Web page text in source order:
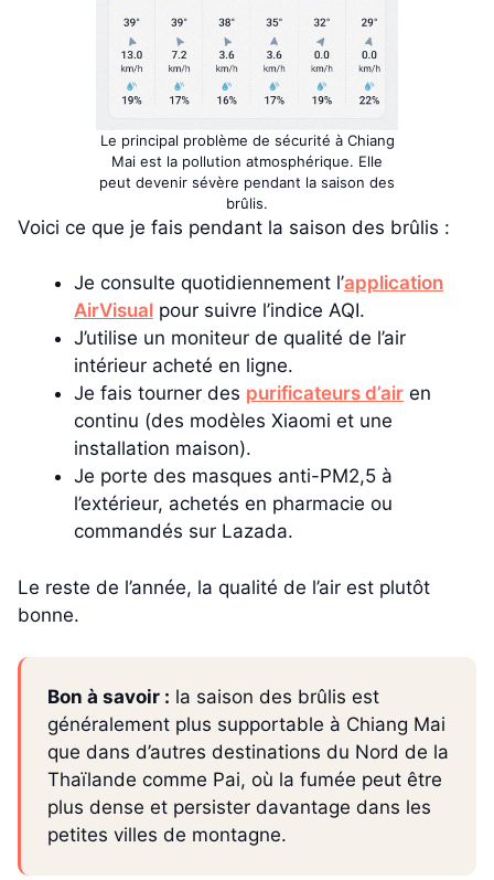
Le principal problème de sécurité à Chiang
Mai est la pollution atmosphérique. Elle
peut devenir sévère pendant la saison des
brûlis.
Voici ce que je fais pendant la saison des brûlis :
Je consulte quotidiennement l’application
AirVisual pour suivre l’indice AQI.
J’utilise un moniteur de qualité de l’air
intérieur acheté en ligne.
Je fais tourner des purificateurs d’air en
continu (des modèles Xiaomi et une
installation maison).
Je porte des masques anti-PM2,5 à
l’extérieur, achetés en pharmacie ou
commandés sur Lazada.
Le reste de l’année, la qualité de l’air est plutôt
bonne.
Bon à savoir : la saison des brûlis est
généralement plus supportable à Chiang Mai
que dans d’autres destinations du Nord de la
Thaïlande comme Pai, où la fumée peut être
plus dense et persister davantage dans les
petites villes de montagne.